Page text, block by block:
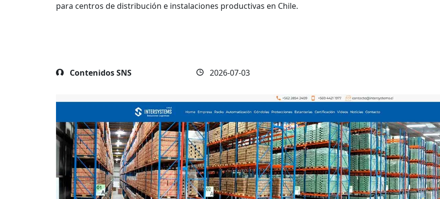
para centros de distribución e instalaciones productivas en Chile.
Contenidos SNS 2026-07-03